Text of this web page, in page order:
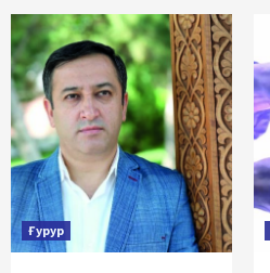
Ғурур